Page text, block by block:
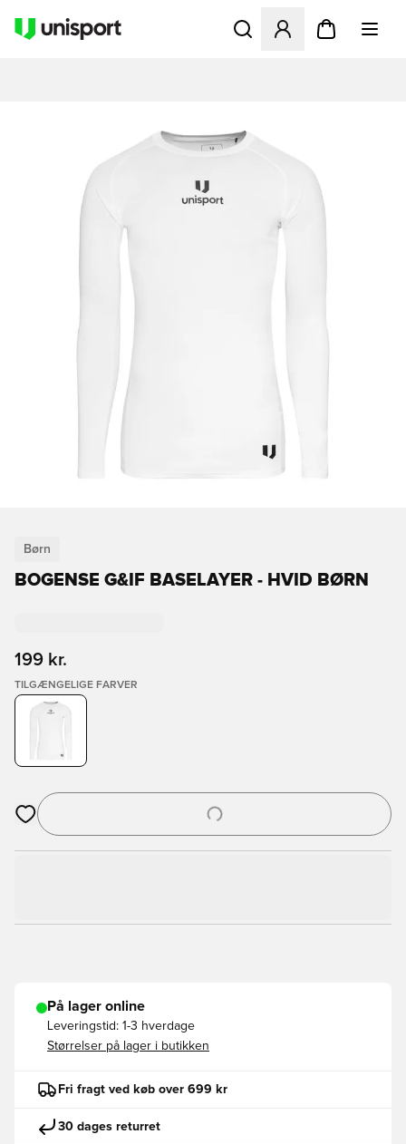
Åbner en Modal til at
Børn
BOGENSE G&IF BASELAYER - HVID BØRN
199 kr.
TILGÆNGELIGE FARVER
Åbner en Modal til at logge ind eller tilmelde dig som medlem
På lager online
Leveringstid: 1-3 hverdage
Størrelser på lager i butikken
Fri fragt ved køb over 699 kr
30 dages returret